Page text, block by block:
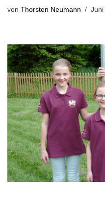
von Thorsten Neumann Juni